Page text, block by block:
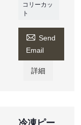
コリーカッ
ト
 Send
Email
詳細
冷凍ピー